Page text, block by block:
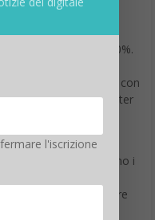
prossimi due anni:
è nei primi stadi di
di fra il 20 e il 50%.
in anticipo ricadono
più piccole, con
di un data center
esperienza e
quando vogliono i
dell’IT di generare
in grado di trovare
bisogni in termini di
l'iscrizione